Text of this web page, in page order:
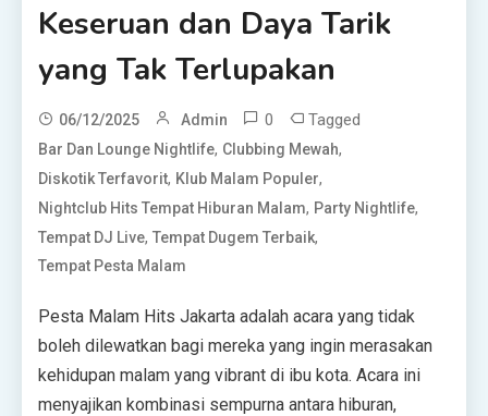
Keseruan dan Daya Tarik
yang Tak Terlupakan
06/12/2025 Admin 0 Tagged
Bar Dan Lounge Nightlife, Clubbing Mewah,
Diskotik Terfavorit, Klub Malam Populer,
Nightclub Hits Tempat Hiburan Malam, Party Nightlife,
Tempat DJ Live,Tempat Dugem Terbaik,
Tempat Pesta Malam
Pesta Malam Hits Jakarta adalah acara yang tidak
boleh dilewatkan bagi mereka yang ingin merasakan
kehidupan malam yang vibrant di ibu kota. Acara ini
menyajikan kombinasi sempurna antara hiburan,